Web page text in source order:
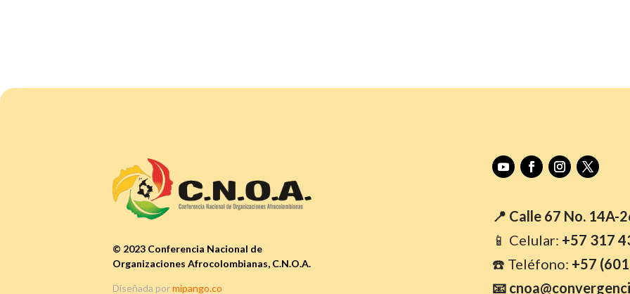
© 2023 Conferencia Nacional de
Organizaciones Afrocolombianas, C.N.O.A.
Diseñada pormipango.co
📍 Calle 67 No. 14A-
📱 Celular: +57 317
☎️ Teléfono: +57
📧